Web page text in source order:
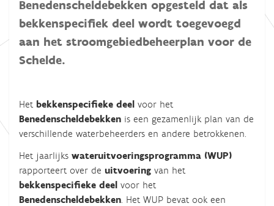
Benedenscheldebekken opgesteld dat als
bekkenspecifiek deel wordt toegevoegd
aan het stroomgebiedbeheerplan voor de
Schelde.
Het bekkenspecifieke deel voor het
Benedenscheldebekken is een gezamenlijk plan van de
verschillende waterbeheerders en andere betrokkenen.
Het jaarlijks wateruitvoeringsprogramma (WUP)
rapporteert over de uitvoering van het
bekkenspecifieke deel voor het
Benedenscheldebekken . Het WUP bevat ook een